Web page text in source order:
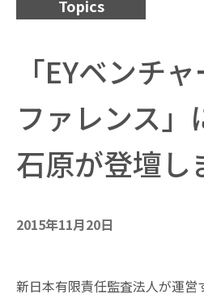
Topics
「EYベンチ
ファレンス」
石原が登壇し
2015年11月20日
新日本有限責任監査法人が運営